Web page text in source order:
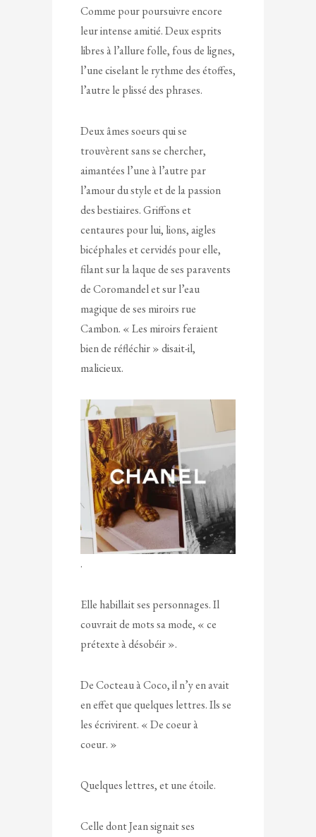
Comme pour poursuivre encore
leur intense amitié. Deux esprits
libres à l’allure folle, fous de lignes,
l’une ciselant le rythme des étoffes,
l’autre le plissé des phrases.
Deux âmes soeurs qui se
trouvèrent sans se chercher,
aimantées l’une à l’autre par
l’amour du style et de la passion
des bestiaires. Griffons et
centaures pour lui, lions, aigles
bicéphales et cervidés pour elle,
filant sur la laque de ses paravents
de Coromandel et sur l’eau
magique de ses miroirs rue
Cambon. « Les miroirs feraient
bien de réfléchir » disait-il,
malicieux.
.
Elle habillait ses personnages. Il
couvrait de mots sa mode, « ce
prétexte à désobéir ».
De Cocteau à Coco, il n’y en avait
en effet que quelques lettres. Ils se
les écrivirent. « De coeur à
coeur. »
Quelques lettres, et une étoile.
Celle dont Jean signait ses